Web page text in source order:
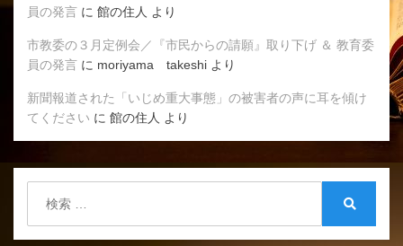
員の発言 に 館の住人 より
市教委の３月定例会／『市民からの請願』取り下げ ＆ 教育委
員の発言 に moriyama takeshi より
新聞報道された「いじめ重大事態」の被害者の声に耳を傾け
てください に 館の住人 より